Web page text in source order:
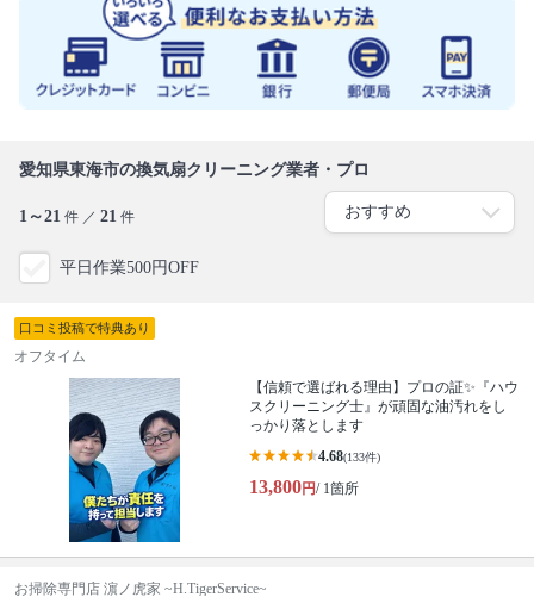
愛知県東海市の換気扇クリーニング業者・プロ
1～21 件 ／ 21 件
平日作業500円OFF
口コミ投稿で特典あり
オフタイム
【信頼で選ばれる理由】プロの証✨『ハウ
スクリーニング士』が頑固な油汚れをし
っかり落とします
4.68(133件)
13,800円/ 1箇所
お掃除専門店 濵ノ虎家 ~H.TigerService~